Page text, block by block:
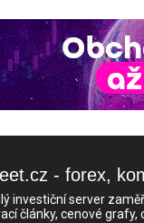
- forex,
investiční server
články, cenové